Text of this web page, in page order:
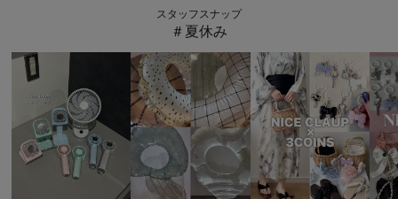
スタッフスナップ
＃夏休み